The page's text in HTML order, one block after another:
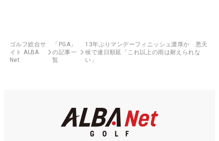
ゴルフ総合サ
イト ALBA
Net
「PGA」
の記事一
覧
13年ぶりマンデーフィニッシュ濃厚か 悪天
候で連日順延「これ以上の雨は耐えられな
い」